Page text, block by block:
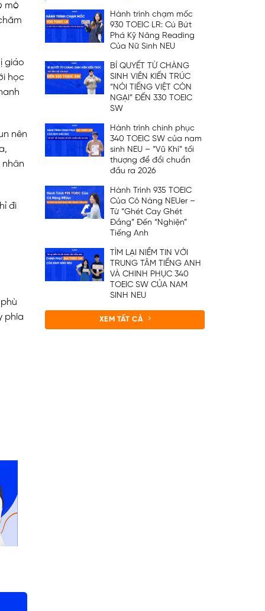
mò
giáo
học
nên
nhân
đi
phía
Hành trình chạm mốc
930 TOEIC LR: Cú Bứt
Phá Kỹ Năng Reading
Của Nữ Sinh NEU
BÍ QUYẾT TỪ CHÀNG
SINH VIÊN KIẾN TRÚC
“NÓI TIẾNG VIỆT CÒN
NGẠI” ĐẾN 330 TOEIC
SW
Hành trình chinh phục
340 TOEIC SW của nam
sinh NEU – “Vũ Khí” tối
thượng để đổi chuẩn
đầu ra 2026
Hành Trình 935 TOEIC
Của Cô Nàng NEUer –
Từ “Ghét Cay Ghét
Đắng” Đến “Nghiện”
Tiếng Anh
TÌM LẠI NIỀM TIN VỚI
TRUNG TÂM TIẾNG ANH
VÀ CHINH PHỤC 340
TOEIC SW CỦA NAM
SINH NEU
XEM TẤT CẢ